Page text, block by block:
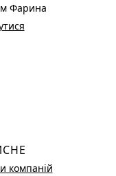
Фарина
компаній